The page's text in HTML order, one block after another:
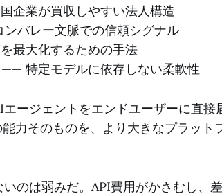
企業が買収しやすい法人構造
バレー文脈での信頼シグナル
最大化するための手法
特定モデルに依存しない柔軟性
ージェントをエンドユーザーに直接
力そのものを、より大きなプラット
のは弱みだ。API費用がかさむし、